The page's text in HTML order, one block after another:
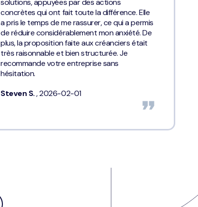
solutions, appuyées par des actions
concrètes qui ont fait toute la différence. Elle
a pris le temps de me rassurer, ce qui a permis
de réduire considérablement mon anxiété. De
plus, la proposition faite aux créanciers était
très raisonnable et bien structurée. Je
recommande votre entreprise sans
hésitation.
Steven S., 2026-02-01